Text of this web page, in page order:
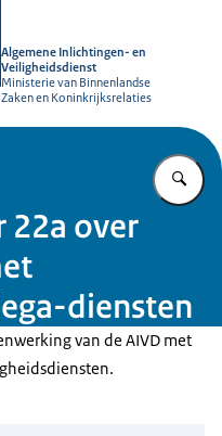
Algemene Inlichtingen- en
Veiligheidsdienst
Ministerie van Binnenlandse
Zaken en Koninkrijksrelaties
22a over
diensten
van de AIVD met
.